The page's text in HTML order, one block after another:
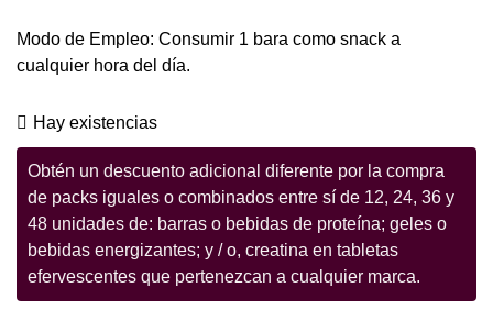
Modo de Empleo: Consumir 1 bara como snack a
cualquier hora del día.
Hay existencias
Obtén un descuento adicional diferente por la compra
de packs iguales o combinados entre sí de 12, 24, 36 y
48 unidades de: barras o bebidas de proteína; geles o
bebidas energizantes; y / o, creatina en tabletas
efervescentes que pertenezcan a cualquier marca.